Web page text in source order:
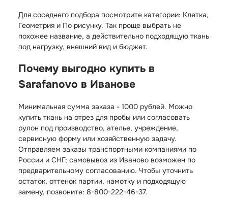
Для соседнего подбора посмотрите категории: Клетка,
Геометрия и По рисунку. Так проще выбрать не
похожее название, а действительно подходящую ткань
под нагрузку, внешний вид и бюджет.
Почему выгодно купить в
Sarafanovo в Иванове
Минимальная сумма заказа - 1000 рублей. Можно
купить ткань на отрез для пробы или согласовать
рулон под производство, ателье, учреждение,
сервисную форму или хозяйственную задачу.
Отправляем заказы транспортными компаниями по
России и СНГ; самовывоз из Иваново возможен по
предварительному согласованию. Чтобы уточнить
остаток, оттенок партии, намотку и подходящую
замену, позвоните: 8-800-222-46-37.